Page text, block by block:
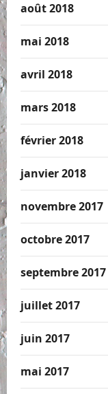
août 2018
mai 2018
avril 2018
mars 2018
février 2018
janvier 2018
novembre 2017
octobre 2017
septembre 2017
juillet 2017
juin 2017
mai 2017